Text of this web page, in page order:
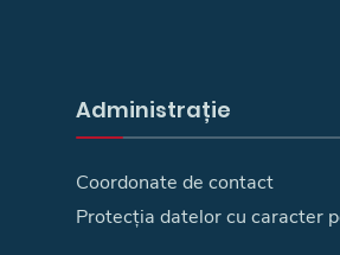
Administrație
Coordonate de contact
Protecția datelor cu caracter